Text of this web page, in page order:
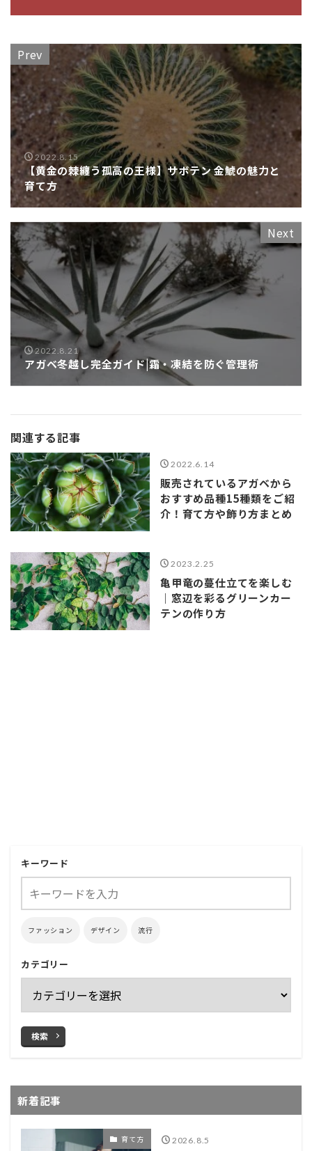
Prev
2022.8.15
【黄金の棘纏う孤高の王様】サボテン 金鯱の魅力と
育て方
Next
2022.8.21
アガベ冬越し完全ガイド|霜・凍結を防ぐ管理術
関連する記事
2022.6.14
販売されているアガベから
おすすめ品種15種類をご紹
介！育て方や飾り方まとめ
2023.2.25
亀甲竜の蔓仕立てを楽しむ
｜窓辺を彩るグリーンカー
テンの作り方
キーワード
ファッション デザイン 流行
カテゴリー
検索
新着記事
育て方 2026.8.5